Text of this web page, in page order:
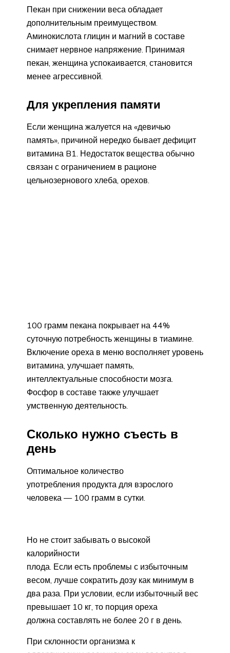
Пекан при снижении веса обладает
дополнительным преимуществом.
Аминокислота глицин и магний в составе
снимает нервное напряжение. Принимая
пекан, женщина успокаивается, становится
менее агрессивной.
Для укрепления памяти
Если женщина жалуется на «девичью
память», причиной нередко бывает дефицит
витамина B1. Недостаток вещества обычно
связан с ограничением в рационе
цельнозернового хлеба, орехов.
100 грамм пекана покрывает на 44%
суточную потребность женщины в тиамине.
Включение ореха в меню восполняет уровень
витамина, улучшает память,
интеллектуальные способности мозга.
Фосфор в составе также улучшает
умственную деятельность.
Сколько нужно съесть в
день
Оптимальное количество
употребления продукта для взрослого
человека — 100 грамм в сутки.
Но не стоит забывать о высокой
калорийности
плода. Если есть проблемы с избыточным
весом, лучше сократить дозу как минимум в
два раза. При условии, если избыточный вес
превышает 10 кг, то порция ореха
должна составлять не более 20 г в день.
При склонности организма к